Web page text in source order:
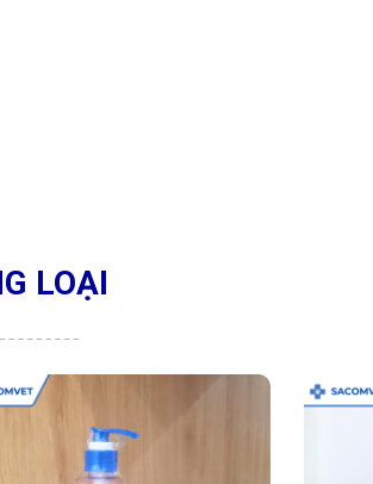
LOẠI